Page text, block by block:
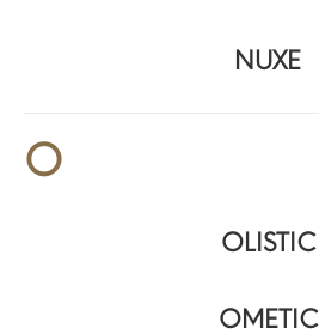
NUXE
O
OLISTIC
OMETIC